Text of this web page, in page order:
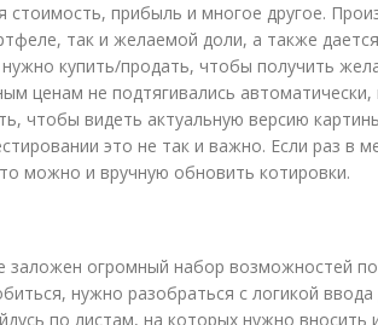
стоимость, прибыль и многое другое.
так и желаемой доли, а также дается
купить/продать, чтобы получить
ценам не подтягивались автоматически,
чтобы видеть актуальную версию
это не так и важно. Если раз в
можно и вручную обновить котировки.
заложен огромный набор возможностей по
нужно разобраться с логикой ввода
по листам, на которых нужно